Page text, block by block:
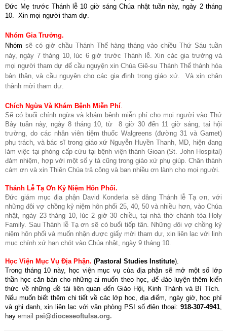
Đức Mẹ trước Thánh lễ 10 giờ sáng Chúa nhật tuần này, ngày 2 tháng
10. Xin mọi người tham dự.
Nhóm Gia Trưởng.
Nhóm sẽ có giờ chầu Thánh Thể hàng tháng vào chiều Thứ Sáu tuần
này, ngày 7 tháng 10, lúc 6 giờ trước Thánh lễ. Xin các gia trưởng và
mọi người tham dự để cầu nguyện xin Chúa Giê-su Thánh Thể thánh hóa
bản thân, và cầu nguyện cho các gia đình trong giáo xứ. Và xin chân
thành mời tham dự.
Chích Ngừa Và Khám Bệnh Miễn Phí.
Sẽ có buổi chính ngừa và khám bệnh miễn phí cho mọi người vào Thứ
Bảy tuần này, ngày 8 tháng 10, từ 8 giờ 30 đến 11 giờ sáng, tại hội
trường, do các nhân viên tiệm thuốc Walgreens (đường 31 và Garnet)
phụ trách, và bác sĩ trong giáo xứ Nguyễn Huyền Thanh, MD, hiện đang
làm việc tại phòng cấp cứu tại bệnh viện thánh Gioan (St. John Hospital)
đảm nhiệm, hợp với một số y tá cũng trong giáo xứ phụ giúp. Chân thành
cám ơn và xin Thiên Chúa trả công và ban nhiều ơn lành cho mọi người.
Thánh Lễ Tạ Ơn Kỷ Niệm Hôn Phối.
Đức giám mục địa phận David Konderla sẽ dâng Thánh lễ Tạ ơn, với
những đôi vợ chồng kỷ niệm hôn phối 25, 40, 50 và nhiều hơn, vào Chúa
nhật, ngày 23 tháng 10, lúc 2 giờ 30 chiều, tại nhà thờ chánh tòa Holy
Family. Sau Thánh lễ Tạ ơn sẽ có buổi tiếp tân. Những đôi vợ chồng kỷ
niệm hôn phối và muốn nhận được giấy mời tham dự, xin liên lạc với linh
mục chính xứ hạn chót vào Chúa nhật, ngày 9 tháng 10.
Học Viện Mục Vụ Địa Phận. (Pastoral Studies Institute).
Trong tháng 10 này, học viện mục vụ của địa phận sẽ mở một số lớp
thần học căn bản cho những ai muốn theo học, để đào luyện thêm kiến
thức về những đề tài liên quan đến Giáo Hội, Kinh Thánh và Bí Tích.
Nếu muốn biết thêm chi tiết về các lớp học, địa điểm, ngày giờ, học phí
và ghi danh, xin liên lạc với văn phòng PSI số điện thoại: 918-307-4941,
hay email psi@dioceseoftulsa.org.